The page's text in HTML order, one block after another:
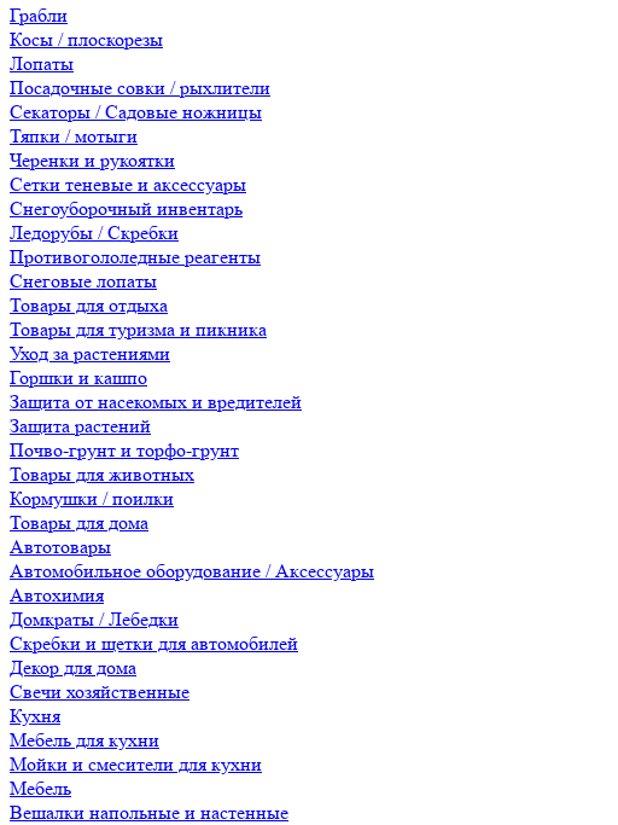
Грабли
Косы / плоскорезы
Лопаты
Посадочные совки / рыхлители
Секаторы / Садовые ножницы
Тяпки / мотыги
Черенки и рукоятки
Сетки теневые и аксессуары
Снегоуборочный инвентарь
Ледорубы / Скребки
Противогололедные реагенты
Снеговые лопаты
Товары для отдыха
Товары для туризма и пикника
Уход за растениями
Горшки и кашпо
Защита от насекомых и вредителей
Защита растений
Почво-грунт и торфо-грунт
Товары для животных
Кормушки / поилки
Товары для дома
Автотовары
Автомобильное оборудование / Аксессуары
Автохимия
Домкраты / Лебедки
Скребки и щетки для автомобилей
Декор для дома
Свечи хозяйственные
Кухня
Мебель для кухни
Мойки и смесители для кухни
Мебель
Вешалки напольные и настенные